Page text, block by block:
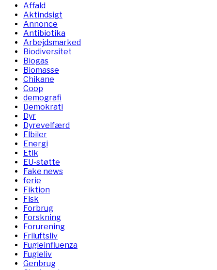
Affald
Aktindsigt
Annonce
Antibiotika
Arbejdsmarked
Biodiversitet
Biogas
Biomasse
Chikane
Coop
demografi
Demokrati
Dyr
Dyrevelfærd
Elbiler
Energi
Etik
EU-støtte
Fake news
ferie
Fiktion
Fisk
Forbrug
Forskning
Forurening
Friluftsliv
Fugleinfluenza
Fugleliv
Genbrug